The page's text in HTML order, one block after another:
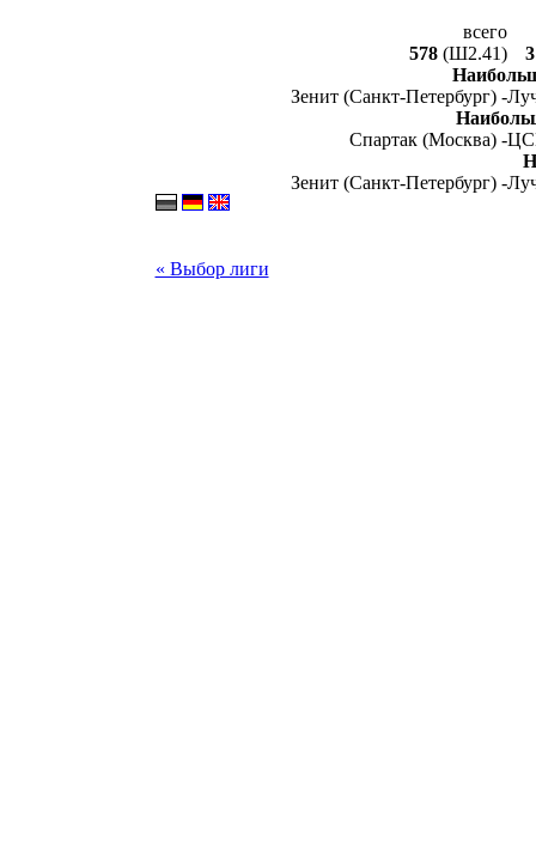
всего
578(Ш2.41)
Зенит (Санкт-Петербург) -
Спартак (Москва) -
Зенит (Санкт-Петербург) -
« Выбор лиги